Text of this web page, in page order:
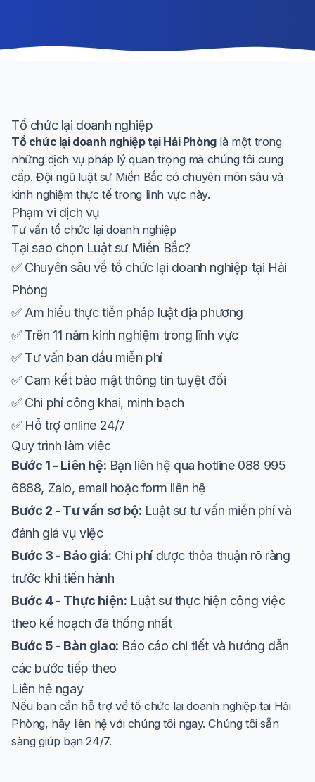
Tổ chức lại doanh nghiệp
Tổ chức lại doanh nghiệp tại Hải Phònglà một trong
những dịch vụ pháp lý quan trọng mà chúng tôi cung
cấp. Đội ngũ luật sư Miền Bắc có chuyên môn sâu và
kinh nghiệm thực tế trong lĩnh vực này.
Phạm vi dịch vụ
Tư vấn tổ chức lại doanh nghiệp
Tại sao chọn Luật sư Miền Bắc?
✅ Chuyên sâu về tổ chức lại doanh nghiệp tại Hải
Phòng
✅ Am hiểu thực tiễn pháp luật địa phương
✅ Trên 11 năm kinh nghiệm trong lĩnh vực
✅ Tư vấn ban đầu miễn phí
✅ Cam kết bảo mật thông tin tuyệt đối
✅ Chi phí công khai, minh bạch
✅ Hỗ trợ online 24/7
Quy trình làm việc
Bước 1 - Liên hệ: Bạn liên hệ qua hotline 088 995
6888, Zalo, email hoặc form liên hệ
Bước 2 - Tư vấn sơ bộ: Luật sư tư vấn miễn phí và
đánh giá vụ việc
Bước 3 - Báo giá: Chi phí được thỏa thuận rõ ràng
trước khi tiến hành
Bước 4 - Thực hiện: Luật sư thực hiện công việc
theo kế hoạch đã thống nhất
Bước 5 - Bàn giao: Báo cáo chi tiết và hướng dẫn
các bước tiếp theo
Liên hệ ngay
Nếu bạn cần hỗ trợ về tổ chức lại doanh nghiệp tại Hải
Phòng, hãy liên hệ với chúng tôi ngay. Chúng tôi sẵn
sàng giúp bạn 24/7.